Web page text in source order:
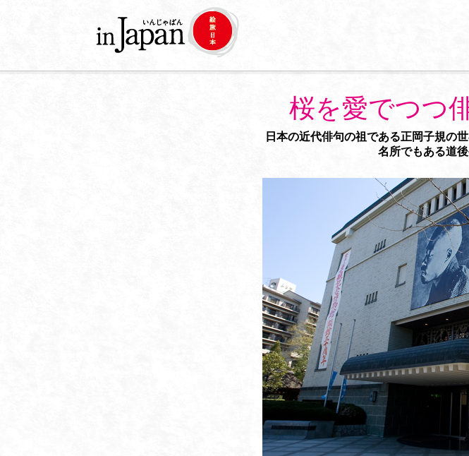
桜を愛でつつ
日本の近代俳句の祖である正岡子規の
名所でもある道